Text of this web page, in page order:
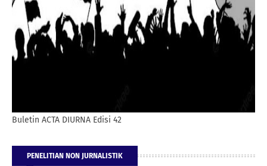
Buletin ACTA DIURNA Edisi 42
PENELITIAN NON JURNALISTIK